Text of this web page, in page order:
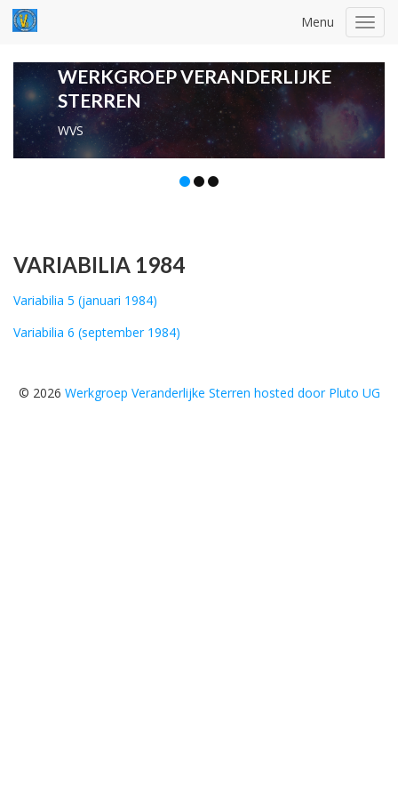
Menu
WERKGROEP VERANDERLIJKE
STERREN
WVS
VARIABILIA 1984
Variabilia 5 (januari 1984)
Variabilia 6 (september 1984)
© 2026 Werkgroep Veranderlijke Sterren hosted door Pluto UG